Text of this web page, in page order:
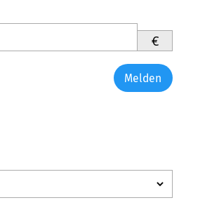
€
Melden